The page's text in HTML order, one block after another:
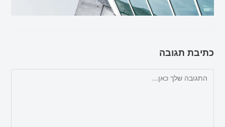
כתיבת תגובה